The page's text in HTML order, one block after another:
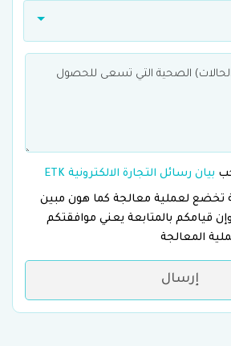
بيان رسائل التجارة الالكترونية ETK
تخضع لعملية معالجة كما هون مبين
وإن قيامكم بالمتابعة يعني موافقتكم
المعالجة
إرسال